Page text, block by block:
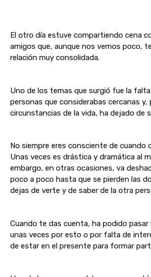
El otro día estuve compartiendo cena
amigos que, aunque nos vemos poco,
relación muy consolidada.
Uno de los temas que surgió fue la
personas que considerabas cercanas
circunstancias de la vida, ha dejado de
No siempre eres consciente de cuando
Unas veces es drástica y dramática al
embargo, en otras ocasiones, va
poco a poco hasta que se pierden las
dejas de verte y de saber de la otra
Cuando te das cuenta, ha podido
unas veces por esto o por falta de
de estar en el presente para formar